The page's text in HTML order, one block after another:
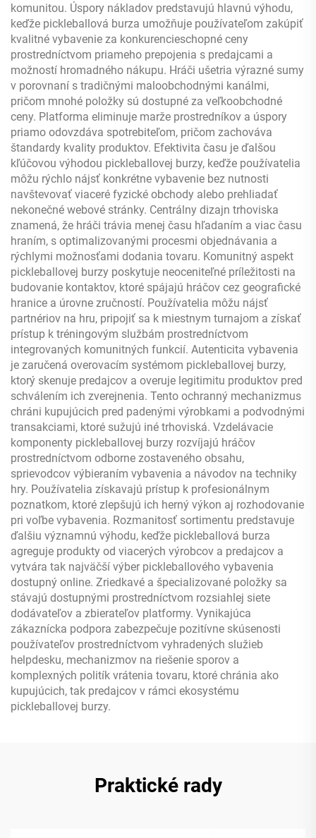
komunitou. Úspory nákladov predstavujú hlavnú výhodu,
keďže pickleballová burza umožňuje používateľom zakúpiť
kvalitné vybavenie za konkurencieschopné ceny
prostredníctvom priameho prepojenia s predajcami a
možností hromadného nákupu. Hráči ušetria výrazné sumy
v porovnaní s tradičnými maloobchodnými kanálmi,
pričom mnohé položky sú dostupné za veľkoobchodné
ceny. Platforma eliminuje marže prostredníkov a úspory
priamo odovzdáva spotrebiteľom, pričom zachováva
štandardy kvality produktov. Efektivita času je ďalšou
kľúčovou výhodou pickleballovej burzy, keďže používatelia
môžu rýchlo nájsť konkrétne vybavenie bez nutnosti
navštevovať viaceré fyzické obchody alebo prehliadať
nekonečné webové stránky. Centrálny dizajn trhoviska
znamená, že hráči trávia menej času hľadaním a viac času
hraním, s optimalizovanými procesmi objednávania a
rýchlymi možnosťami dodania tovaru. Komunitný aspekt
pickleballovej burzy poskytuje neoceniteľné príležitosti na
budovanie kontaktov, ktoré spájajú hráčov cez geografické
hranice a úrovne zručností. Používatelia môžu nájsť
partnériov na hru, pripojiť sa k miestnym turnajom a získať
prístup k tréningovým službám prostredníctvom
integrovaných komunitných funkcií. Autenticita vybavenia
je zaručená overovacím systémom pickleballovej burzy,
ktorý skenuje predajcov a overuje legitimitu produktov pred
schválením ich zverejnenia. Tento ochranný mechanizmus
chráni kupujúcich pred padenými výrobkami a podvodnými
transakciami, ktoré sužujú iné trhoviská. Vzdelávacie
komponenty pickleballovej burzy rozvíjajú hráčov
prostredníctvom odborne zostaveného obsahu,
sprievodcov výbieraním vybavenia a návodov na techniky
hry. Používatelia získavajú prístup k profesionálnym
poznatkom, ktoré zlepšujú ich herný výkon aj rozhodovanie
pri voľbe vybavenia. Rozmanitosť sortimentu predstavuje
ďalšiu významnú výhodu, keďže pickleballová burza
agreguje produkty od viacerých výrobcov a predajcov a
vytvára tak najväčší výber pickleballového vybavenia
dostupný online. Zriedkavé a špecializované položky sa
stávajú dostupnými prostredníctvom rozsiahlej siete
dodávateľov a zbierateľov platformy. Vynikajúca
zákaznícka podpora zabezpečuje pozitívne skúsenosti
používateľov prostredníctvom vyhradených služieb
helpdesku, mechanizmov na riešenie sporov a
komplexných politík vrátenia tovaru, ktoré chránia ako
kupujúcich, tak predajcov v rámci ekosystému
pickleballovej burzy.
Praktické rady